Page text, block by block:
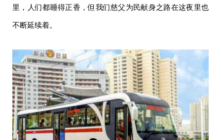
里，人们都睡得正香，但我们慈父为民献身之路在这夜里也
不断延续着。